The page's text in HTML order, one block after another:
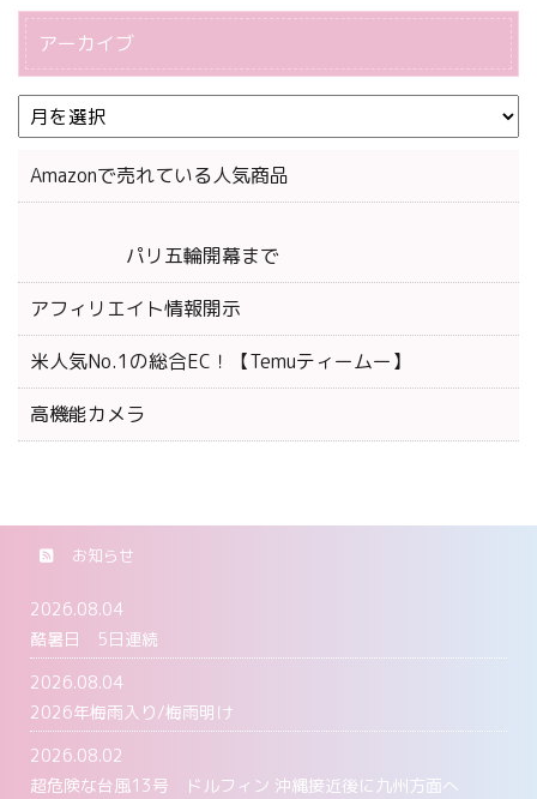
アーカイブ
Amazonで売れている人気商品
パリ五輪開幕まで
アフィリエイト情報開示
米人気No.1の総合EC！【Temuティームー】
高機能カメラ
お知らせ
2026.08.04
酷暑日 5日連続
2026.08.04
2026年梅雨入り/梅雨明け
2026.08.02
超危険な台風13号 ドルフィン 沖縄接近後に九州方面へ